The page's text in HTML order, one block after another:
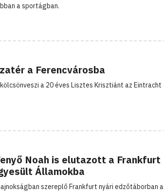
a sportágban.
a Ferencvárosba
a 20 éves Lisztes Krisztiánt az Eintracht
Noah is elutazott a Frankfurt
Államokba
szereplő Frankfurt nyári edzőtáborban a